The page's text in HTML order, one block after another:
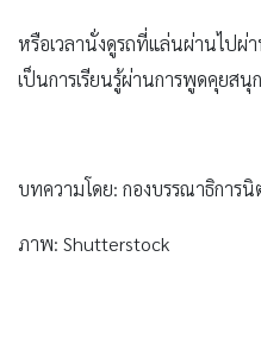
หรือเวลานั่งดูรถที่แล่นผ่านไปผ่
เป็นการเรียนรู้ผ่านการพูดคุยส
บทความโดย: กองบรรณาธิการนิ
ภาพ: Shutterstock